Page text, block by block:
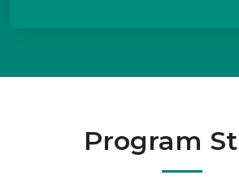
Program